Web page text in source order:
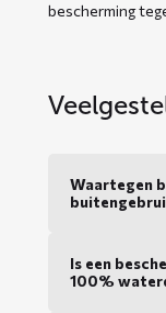
bescherming
Waartegen
Is een
100%